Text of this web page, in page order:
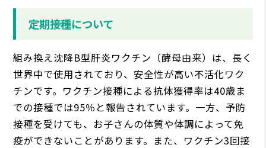
定期接種について
組み換え沈降B型肝炎ワクチン（酵母由来）は、長く
世界中で使用されており、安全性が高い不活化ワク
チンです。ワクチン接種による抗体獲得率は40歳ま
での接種では95％と報告されています。一方、予防
接種を受けても、お子さんの体質や体調によって免
疫ができないことがあります。また、ワクチン3回接